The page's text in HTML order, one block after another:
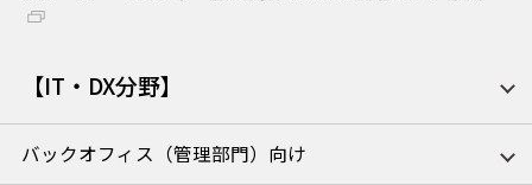
【IT・DX分野】
バックオフィス（管理部門）向け